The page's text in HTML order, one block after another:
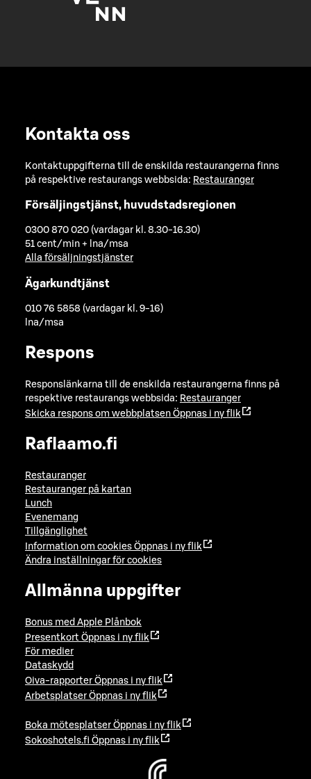
Kontakta oss
Kontaktuppgifterna till de enskilda restaurangerna finns
på respektive restaurangs webbsida: Restauranger
Försäljingstjänst, huvudstadsregionen
0300 870 020 (vardagar kl. 8.30-16.30)
51 cent/min + lna/msa
Alla försäljningstjänster
Ägarkundtjänst
010 76 5858 (vardagar kl. 9-16)
lna/msa
Respons
Responslänkarna till de enskilda restaurangerna finns på
respektive restaurangs webbsida: Restauranger
Skicka respons om webbplatsen Öppnas i ny flik
Raflaamo.fi
Restauranger
Restauranger på kartan
Lunch
Evenemang
Tillgänglighet
Information om cookies Öppnas i ny flik
Ändra inställningar för cookies
Allmänna uppgifter
Bonus med Apple Plånbok
Presentkort Öppnas i ny flik
För medier
Dataskydd
Oiva-rapporter Öppnas i ny flik
Arbetsplatser Öppnas i ny flik
Boka mötesplatser Öppnas i ny flik
Sokoshotels.fi Öppnas i ny flik